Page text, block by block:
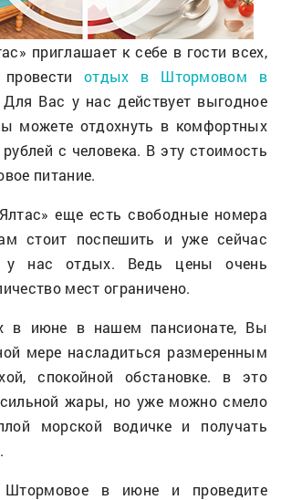
приглашает к себе в гости всех,
провестиотдых в Штормовом в
Вас у нас действует выгодное
можете отдохнуть в комфортных
с человека. В эту стоимость
питание.
еще есть свободные номера
стоит поспешить и уже сейчас
у нас отдых. Ведь цены очень
мест ограничено.
в июне в нашем пансионате, Вы
мере насладиться размеренным
спокойной обстановке. в это
жары, но уже можно смело
морской водичке и получать
Штормовое в июне и проведите